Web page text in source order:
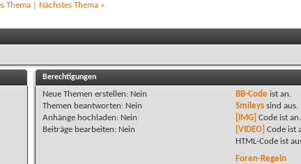
Thema| Nächstes Thema »
Berechtigungen
Neue Themen erstellen: Nein
Themen beantworten: Nein
Anhänge hochladen: Nein
Beiträge bearbeiten: Nein
BB-Codeist an.
Smileyssind aus.
[IMG] Code ist an.
[VIDEO] Code ist
HTML-Code ist
Foren-Regeln